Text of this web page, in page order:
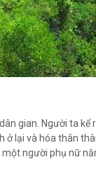
gian. Người ta
ở lại và hóa thân
người phụ nữ